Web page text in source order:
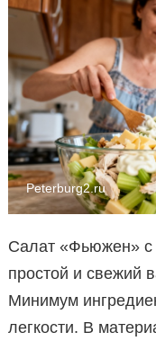
Peterburg2.ru
Салат «Фьюжен» с
простой и свежий
Минимум
легкости. В